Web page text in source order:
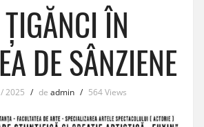
ÎN
DE SÂNZIENE
2025 / de admin / 564 Views